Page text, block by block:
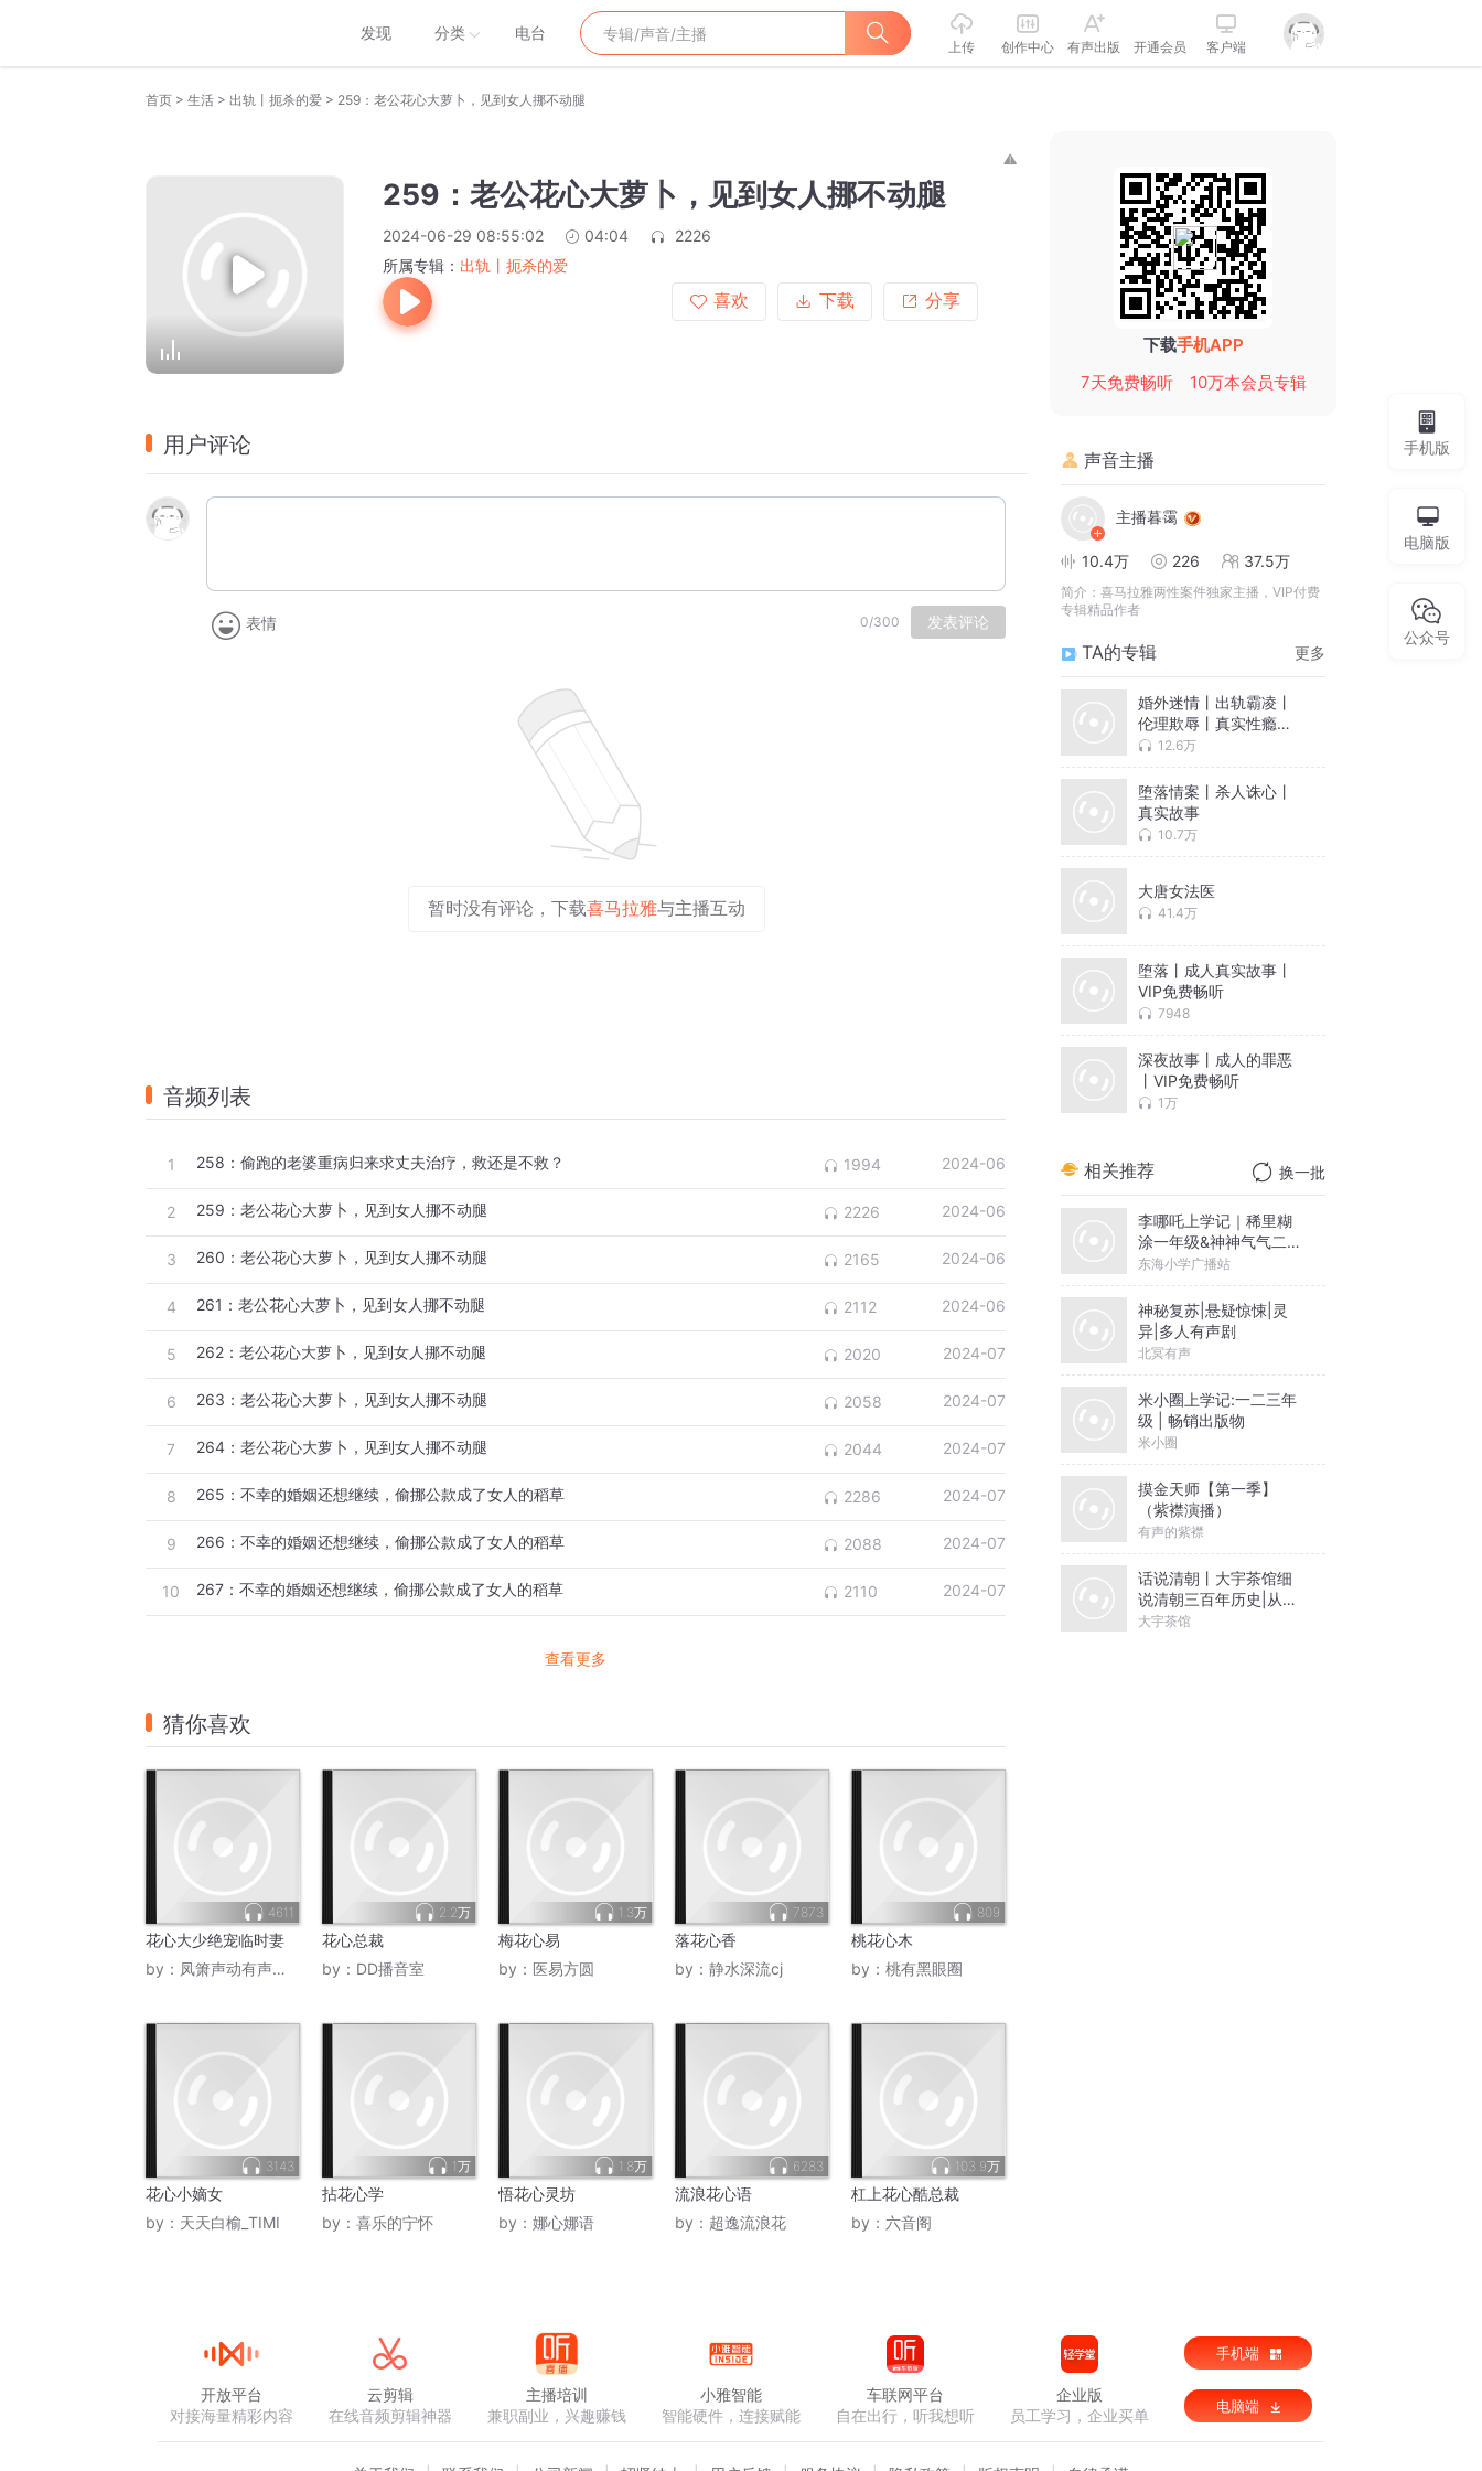
发现 分类 电台
上传 创作中心 有声出版 开通会员 客户端
首页 > 生活 > 出轨丨扼杀的爱 > 259：老公花心大萝卜，见到女人挪不动腿
259：老公花心大萝卜，见到女人挪不动腿
2024-06-29 08:55:02 04:04
2226
所属专辑： 出轨丨扼杀的爱
喜欢
下载 分享
用户评论
表情 0/300 发表评论
暂时没有评论，下载喜马拉雅与主播互动
音频列表
1 258：偷跑的老婆重病归来求丈夫治疗，救还是不救？ 1994 2024-06
2 259：老公花心大萝卜，见到女人挪不动腿 2226 2024-06
3 260：老公花心大萝卜，见到女人挪不动腿 2165 2024-06
4 261：老公花心大萝卜，见到女人挪不动腿 2112 2024-06
5 262：老公花心大萝卜，见到女人挪不动腿 2020 2024-07
6 263：老公花心大萝卜，见到女人挪不动腿 2058 2024-07
7 264：老公花心大萝卜，见到女人挪不动腿 2044 2024-07
8 265：不幸的婚姻还想继续，偷挪公款成了女人的稻草 2286 2024-07
9 266：不幸的婚姻还想继续，偷挪公款成了女人的稻草 2088 2024-07
10 267：不幸的婚姻还想继续，偷挪公款成了女人的稻草 2110 2024-07
查看更多
猜你喜欢
4611
花心大少绝宠临时妻
by： 凤箫声动有声故事
2.2万
花心总裁
by： DD播音室
1.3万
梅花心易
by： 医易方圆
7873
落花心香
by： 静水深流cj
809
桃花心木
by： 桃有黑眼圈
3143
花心小嫡女
by： 天天白榆_TIMI
1万
拈花心学
by： 喜乐的宁怀
1.8万
悟花心灵坊
by： 娜心娜语
6283
流浪花心语
by： 超逸流浪花
103.9万
杠上花心酷总裁
by： 六音阁
下载手机APP
7天免费畅听
10万本会员专辑
声音主播
主播暮霭
10.4万 226 37.5万
简介： 喜马拉雅两性案件独家主播，VIP付费
专辑精品作者
TA的专辑 更多
婚外迷情丨出轨霸凌丨
伦理欺辱丨真实性瘾故
事 12.6万
堕落情案丨杀人诛心丨
真实故事
10.7万
大唐女法医
41.4万
堕落丨成人真实故事丨
VIP免费畅听
7948
深夜故事丨成人的罪恶
丨VIP免费畅听
1万
相关推荐 换一批
李哪吒上学记｜稀里糊
涂一年级&神神气气二年
级
东海小学广播站
神秘复苏|悬疑惊悚|灵
异|多人有声剧
北冥有声
米小圈上学记:一二三年
级 | 畅销出版物
米小圈
摸金天师【第一季】
（紫襟演播）
有声的紫襟
话说清朝丨大宇茶馆细
说清朝三百年历史|从努
尔哈赤到末代皇帝溥仪|
大宇茶馆
手机版
电脑版
公众号
开放平台
对接海量精彩内容
云剪辑
在线音频剪辑神器
主播培训
兼职副业，兴趣赚钱
小雅智能
智能硬件，连接赋能
车联网平台
自在出行，听我想听
企业版
员工学习，企业买单
手机端
电脑端